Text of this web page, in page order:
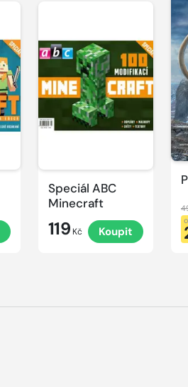
Speciál ABC
Minecraft
119 Kč Koupit